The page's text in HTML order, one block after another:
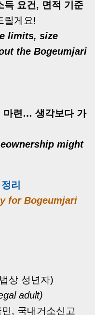
득 요건, 면적 기준
릴게요!
limits, size
the Bogeumjari
마련… 생각보다 가
might
리
for Bogeumjari
상 성년자)
adult)
, 국내거소신고